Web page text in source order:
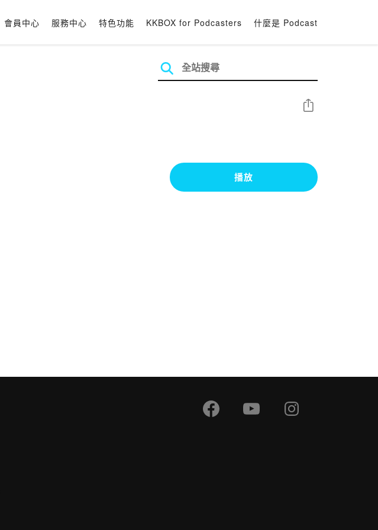
會員中心 服務中心 特色功能 KKBOX for Podcasters 什麼是 Podcast
分享
播放